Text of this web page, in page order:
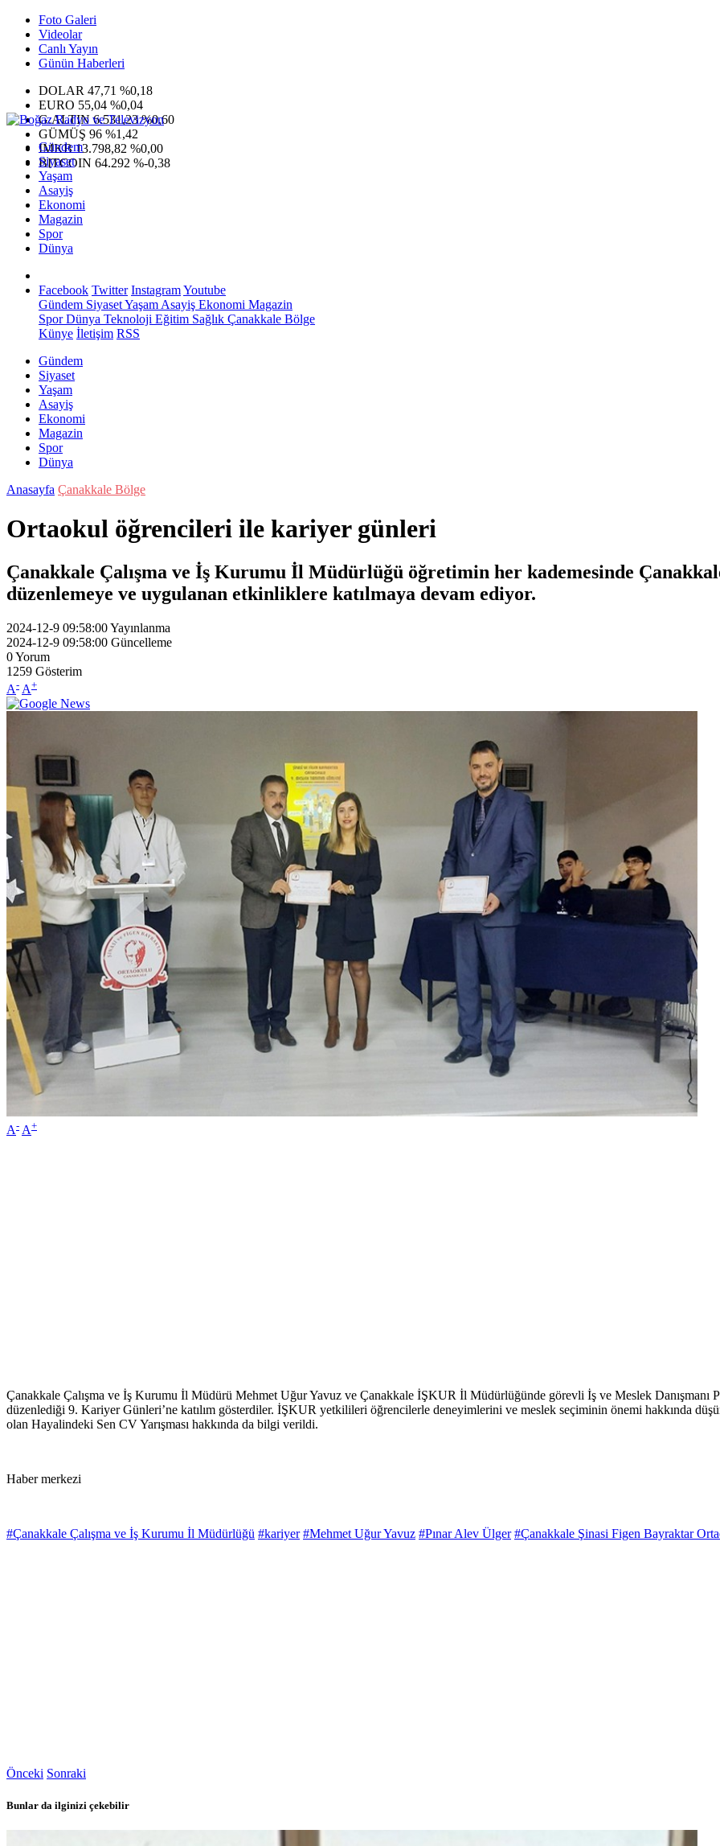
Foto Galeri
Videolar
Canlı Yayın
Günün Haberleri
DOLAR 47,71 %0,18
EURO 55,04 %0,04
G.ALTIN6.531,23 %0,60
GÜMÜŞ 96 %1,42
IMKB13.798,82 %0,00
BITCOIN 64.292 %-0,38
Gündem
Siyaset
Yaşam
Asayiş
Ekonomi
Magazin
Spor
Dünya
Facebook Twitter InstagramYoutube
Gündem SiyasetYaşam Asayiş Ekonomi Magazin
SporDünya Teknoloji Eğitim Sağlık Çanakkale Bölge
Künye İletişim RSS
Gündem
Siyaset
Yaşam
Asayiş
Ekonomi
Magazin
Spor
Dünya
Anasayfa Çanakkale Bölge
Ortaokul öğrencileri ile kariyer günleri
Çanakkale Çalışma ve İş Kurumu İl Müdürlüğü öğretimin her kademesinde
düzenlemeye ve uygulanan etkinliklere katılmaya devam ediyor.
2024-12-9 09:58:00Yayınlanma
2024-12-9 09:58:00 Güncelleme
0Yorum
1259 Gösterim
A- A+
A- A+
Çanakkale Çalışma ve İş Kurumu İl Müdürü Mehmet Uğur Yavuz ve Çanakkale İŞKUR İl Müdürlüğünde görevli İş ve Meslek Danışmanı
düzenlediği 9. Kariyer Günleri’ne katılım gösterdiler. İŞKUR yetkilileri öğrencilerle deneyimlerini ve meslek seçiminin önemi hakkında
olan Hayalindeki Sen CV Yarışması hakkında da bilgi verildi.
Haber merkezi
#Çanakkale Çalışma ve İş Kurumu İl Müdürlüğü #kariyer #Mehmet Uğur Yavuz #Pınar Alev Ülger #Çanakkale Şinasi Figen Bayraktar
Önceki Sonraki
Bunlar da ilginizi çekebilir